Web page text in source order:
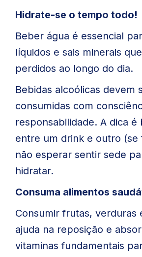
Hidrate-se o tempo todo!
Beber água é essencial
líquidos e sais minerais
perdidos ao longo do dia.
Bebidas alcoólicas devem
consumidas com
responsabilidade. A dica é
entre um drink e outro (se
não esperar sentir sede
hidratar.
Consuma alimentos
Consumir frutas, verduras
ajuda na reposição e
vitaminas fundamentais